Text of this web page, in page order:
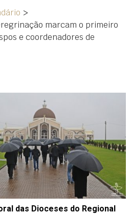
>
marcam o primeiro
e coordenadores de
das Dioceses do Regional